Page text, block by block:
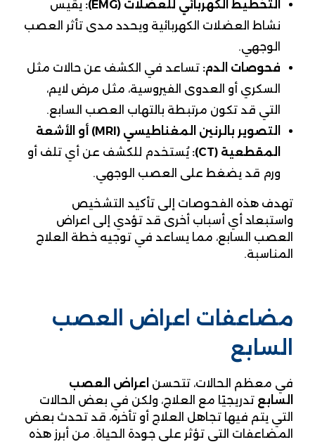
التخطيط الكهربائي للعضلات (EMG):
يقيس
نشاط العضلات الكهربائية ويحدد مدى تأثر العصب
الوجهي.
فحوصات الدم: تساعد في الكشف عن حالات مثل
السكري أو العدوى الفيروسية، مثل مرض لايم،
التي قد تكون مرتبطة بالتهاب العصب السابع.
التصوير بالرنين المغناطيسي (MRI) أو الأشعة
المقطعية (CT):
يُستخدم للكشف عن أي تلف أو
ورم قد يضغط على العصب الوجهي.
تهدف هذه الفحوصات إلى تأكيد التشخيص
واستبعاد أي أسباب أخرى قد تؤدي إلى اعراض
العصب السابع، مما يساعد في توجيه خطة العلاج
المناسبة.
مضاعفات اعراض العصب
السابع
في معظم الحالات، تتحسن اعراض العصب
السابعتدريجيًا مع العلاج، ولكن في بعض الحالات
التي يتم فيها تجاهل العلاج أو تأخره، قد تحدث بعض
المضاعفات التي تؤثر على جودة الحياة. من أبرز هذه